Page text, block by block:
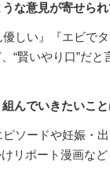
な意見が寄せられ
しい』『エビでタ
“賢いやり口”だと
んでいきたいこと
ソードや妊娠・
リポート漫画な